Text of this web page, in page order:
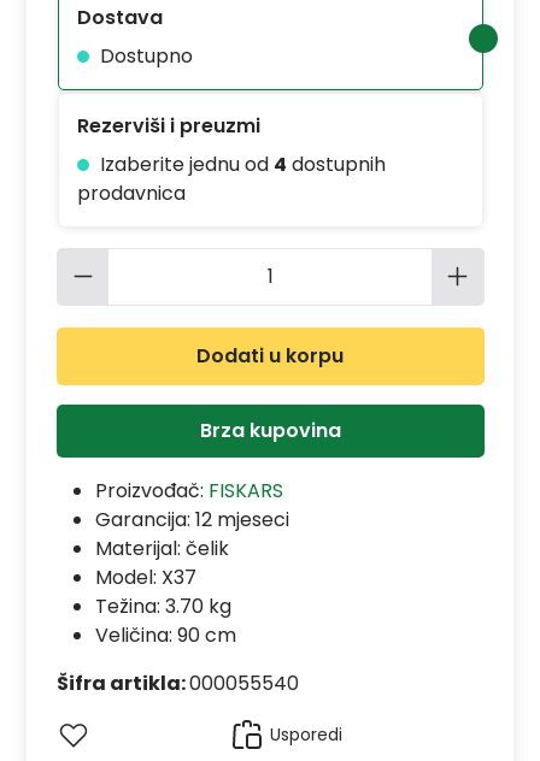
Dostava
Dostupno
Rezerviši i preuzmi
Izaberite jednu od 4 dostupnih
prodavnica
Količina proizvoda: Unesite
Dodati u korpu
Brza kupovina
Proizvođač: FISKARS
Garancija: 12 mjeseci
Materijal: čelik
Model: X37
Težina: 3.70 kg
Veličina: 90 cm
Šifra artikla:000055540
Usporedi